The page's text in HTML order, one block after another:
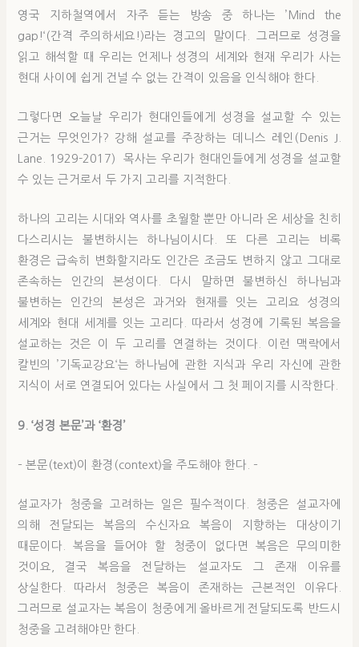
영국 지하철역에서 자주 듣는 방송 중 하나는 ’Mind the
gap!‘(간격 주의하세요!)라는 경고의 말이다. 그러므로 성경을
읽고 해석할 때 우리는 언제나 성경의 세계와 현재 우리가 사는
현대 사이에 쉽게 건널 수 없는 간격이 있음을 인식해야 한다.
그렇다면 오늘날 우리가 현대인들에게 성경을 설교할 수 있는
근거는 무엇인가? 강해 설교를 주장하는 데니스 레인(Denis J.
Lane. 1929-2017) 목사는 우리가 현대인들에게 성경을 설교할
수 있는 근거로서 두 가지 고리를 지적한다.
하나의 고리는 시대와 역사를 초월할 뿐만 아니라 온 세상을 친히
다스리시는 불변하시는 하나님이시다. 또 다른 고리는 비록
환경은 급속히 변화할지라도 인간은 조금도 변하지 않고 그대로
존속하는 인간의 본성이다. 다시 말하면 불변하신 하나님과
불변하는 인간의 본성은 과거와 현재를 잇는 고리요 성경의
세계와 현대 세계를 잇는 고리다. 따라서 성경에 기록된 복음을
설교하는 것은 이 두 고리를 연결하는 것이다. 이런 맥락에서
칼빈의 ’기독교강요‘는 하나님에 관한 지식과 우리 자신에 관한
지식이 서로 연결되어 있다는 사실에서 그 첫 페이지를 시작한다.
9. ‘성경 본문’과 ‘환경’
– 본문(text)이 환경(context)을 주도해야 한다. –
설교자가 청중을 고려하는 일은 필수적이다. 청중은 설교자에
의해 전달되는 복음의 수신자요 복음이 지향하는 대상이기
때문이다. 복음을 들어야 할 청중이 없다면 복음은 무의미한
것이요, 결국 복음을 전달하는 설교자도 그 존재 이유를
상실한다. 따라서 청중은 복음이 존재하는 근본적인 이유다.
그러므로 설교자는 복음이 청중에게 올바르게 전달되도록 반드시
청중을 고려해야만 한다.